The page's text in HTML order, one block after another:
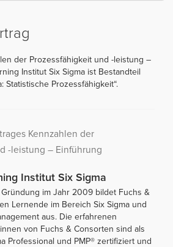
der Prozessfähigkeit und -leistung –
Institut Six Sigma ist Bestandteil
Statistische Prozessfähigkeit“.
Kennzahlen der
-leistung – Einführung
Institut Six Sigma
im Jahr 2009 bildet Fuchs &
Lernende im Bereich Six Sigma und
aus. Die erfahrenen
von Fuchs & Consorten sind als
Professional und PMP® zertifiziert und